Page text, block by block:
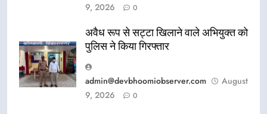
9, 2026
0
अवैध रूप से सट्टा खिलाने वाले अभियुक्त को
पुलिस ने किया गिरफ्तार
admin@devbhoomiobserver.com
August
9, 2026
0